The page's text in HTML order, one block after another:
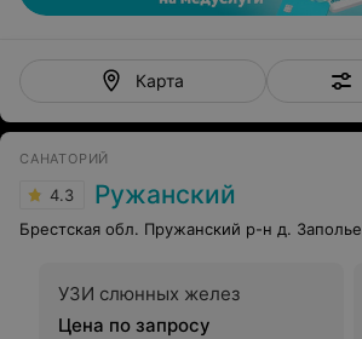
Карта
САНАТОРИЙ
4.3 Ружанский
Брестская обл. Пружанский р-н д. Заполье
УЗИ слюнных желез
Цена по запросу